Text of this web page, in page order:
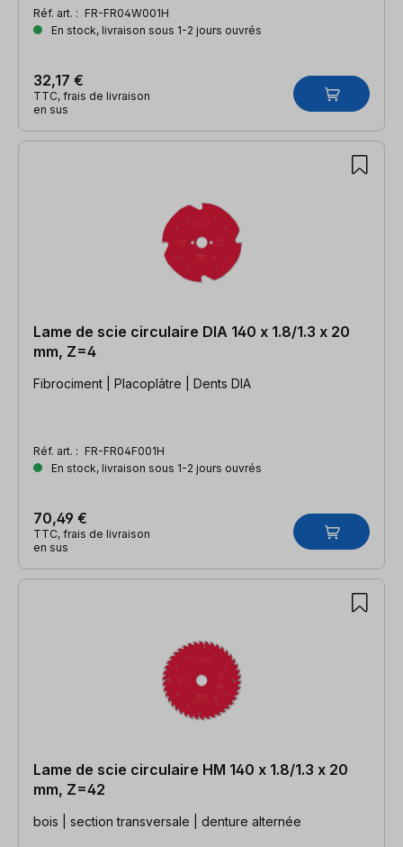
Réf. art. : FR-FR04W001H
En stock, livraison sous 1-2 jours ouvrés
32,17 €
TTC, frais de livraison
en sus
Lame de scie circulaire DIA 140 x 1.8/1.3 x 20
mm, Z=4
Fibrociment | Placoplâtre | Dents DIA
Réf. art. : FR-FR04F001H
En stock, livraison sous 1-2 jours ouvrés
70,49 €
TTC, frais de livraison
en sus
Lame de scie circulaire HM 140 x 1.8/1.3 x 20
mm, Z=42
bois | section transversale | denture alternée